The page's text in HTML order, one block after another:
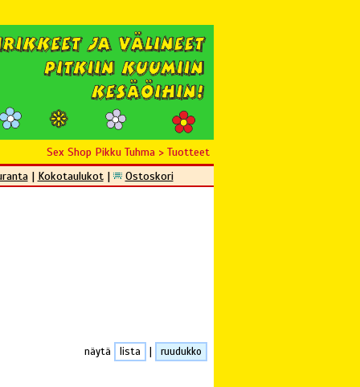
Sex Shop Pikku Tuhma > Tuotteet
| Kokotaulukot| Ostoskori
näytä lista ruudukko